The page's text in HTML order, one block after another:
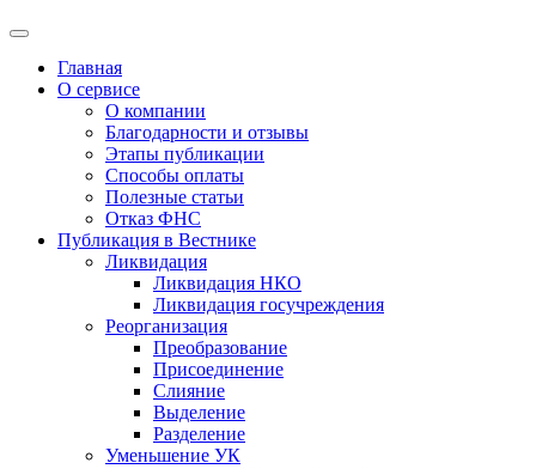
Главная
О сервисе
О компании
Благодарности и отзывы
Этапы публикации
Способы оплаты
Полезные статьи
Отказ ФНС
Публикация в Вестнике
Ликвидация
Ликвидация НКО
Ликвидация госучреждения
Реорганизация
Преобразование
Присоединение
Слияние
Выделение
Разделение
Уменьшение УК